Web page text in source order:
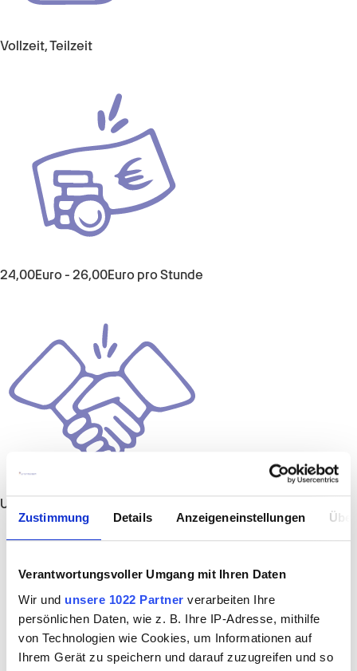
Zustimmung Details Anzeigeneinstellungen
Verantwortungsvoller Umgang mit Ihren Daten
Wir und unsere 1022 Partner verarbeiten Ihre
persönlichen Daten, wie z. B. Ihre IP-Adresse, mithilfe
von Technologien wie Cookies, um Informationen auf
Ihrem Gerät zu speichern und darauf zuzugreifen und so
Vollzeit, Teilzeit
24,00Euro- 26,00Euro pro Stunde
Unbefristet